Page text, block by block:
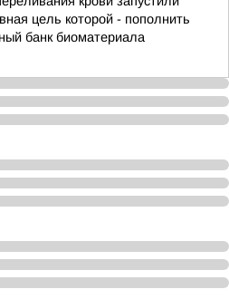
цель которой - пополнить
банк биоматериала